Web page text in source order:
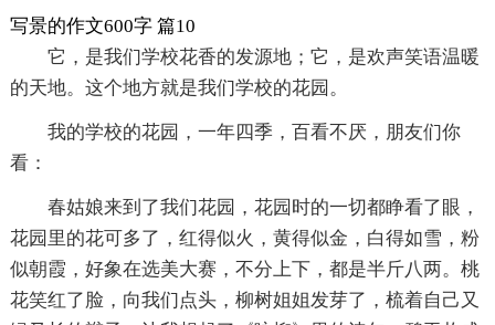
写景的作文600字 篇10
它，是我们学校花香的发源地；它，是欢声笑语温暖
的天地。这个地方就是我们学校的花园。
我的学校的花园，一年四季，百看不厌，朋友们你
看：
春姑娘来到了我们花园，花园时的一切都睁看了眼，
花园里的花可多了，红得似火，黄得似金，白得如雪，粉
似朝霞，好象在选美大赛，不分上下，都是半斤八两。桃
花笑红了脸，向我们点头，柳树姐姐发芽了，梳着自己又